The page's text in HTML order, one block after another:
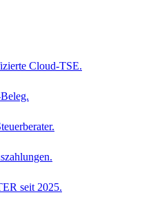
Cloud-TSE.
seit 2025.